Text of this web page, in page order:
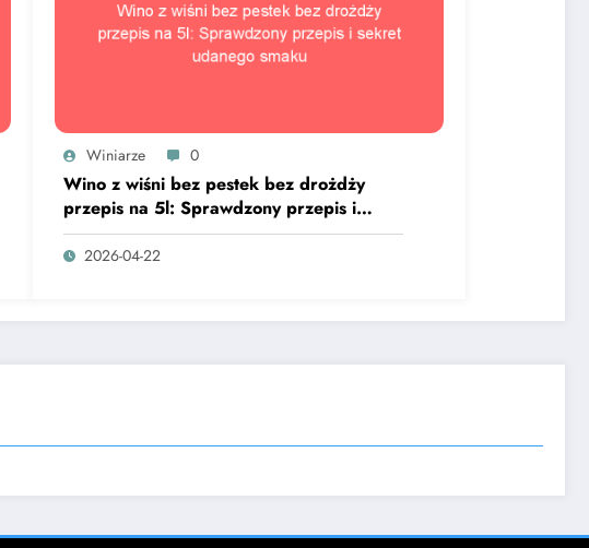
Winiarze 0
Wino z wiśni bez pestek bez drożdży
przepis na 5l: Sprawdzony przepis i
sekret udanego smaku
2026-04-22